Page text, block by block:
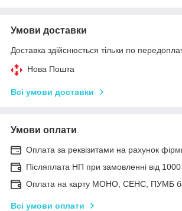
Умови доставки
Доставка здійснюється тільки по
Нова Пошта
Всі умови доставки
Умови оплати
Оплата за реквізитами на рахунок
Післяплата НП при замовленні від 1000
Оплата на карту МОНО, СЕНС, ПУМБ
Всі умови оплати